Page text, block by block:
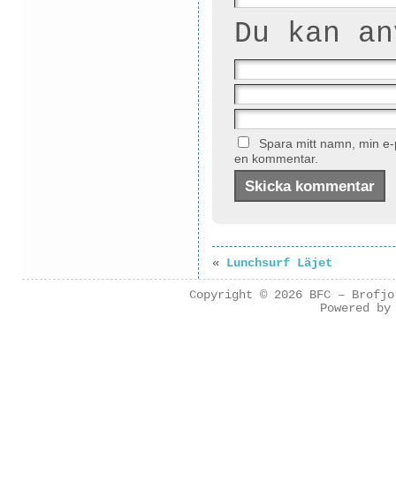
Du kan
Spara mitt namn, min
en kommentar.
« Lunchsurf Läjet
Copyright © 2026 BFC –
Powered